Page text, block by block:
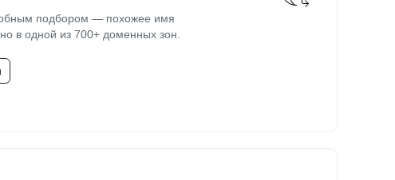
подбором — похожее имя
в одной из 700+ доменных зон.